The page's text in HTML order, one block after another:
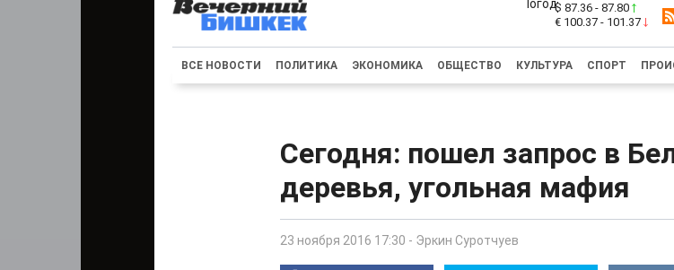
$ 87.36 - 87.80
€ 100.37 - 101.37
ВСЕ НОВОСТИ ПОЛИТИКА ЭКОНОМИКА ОБЩЕСТВО КУЛЬТУРА СПОРТ
Сегодня: пошел запрос в
деревья, угольная мафия
23 ноября 2016 17:30 - Эркин Суротчуев